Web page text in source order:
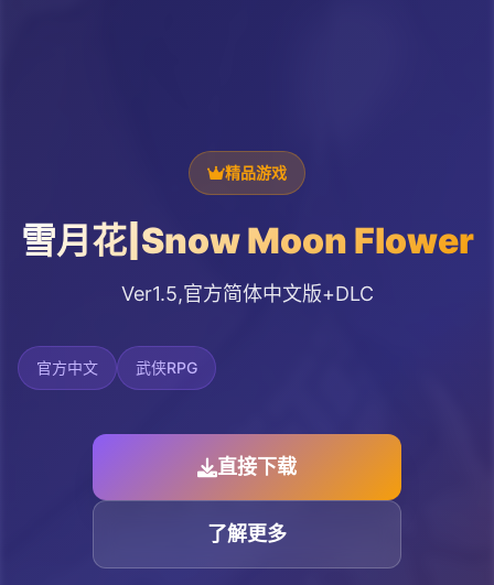
精品游戏
雪月花|Snow Moon Flower
Ver1.5,官方简体中文版+DLC
官方中文 武侠RPG
直接下载
了解更多